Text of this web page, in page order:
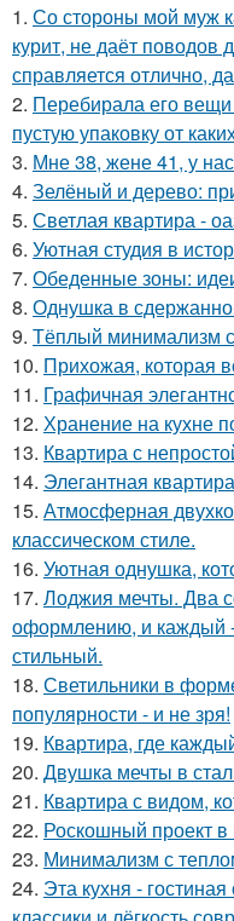
1. Со стороны мой муж
курит, не даёт поводов
справляется отлично,
2. Перебирала его вещи
пустую упаковку от
3. Мне 38, жене 41, у
4. Зелёный и дерево:
5. Светлая квартира -
6. Уютная студия в
7. Обеденные зоны:
8. Однушка в
9. Тёплый минимализм
10. Прихожая, которая
11. Графичная
12. Хранение на кухне
13. Квартира с
14. Элегантная
15. Атмосферная
классическом стиле.
16. Уютная однушка,
17. Лоджия мечты. Два
оформлению, и каждый
стильный.
18. Светильники в
популярности - и не зря!
19. Квартира, где
20. Двушка мечты в
21. Квартира с видом,
22. Роскошный проект
23. Минимализм с
24. Эта кухня -